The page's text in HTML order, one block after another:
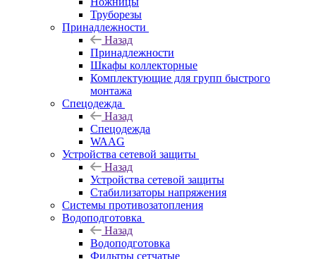
Труборезы
Принадлежности
Назад
Принадлежности
Шкафы коллекторные
Комплектующие для групп быстрого
монтажа
Спецодежда
Назад
Спецодежда
WAAG
Устройства сетевой защиты
Назад
Устройства сетевой защиты
Стабилизаторы напряжения
Системы противозатопления
Водоподготовка
Назад
Водоподготовка
Фильтры сетчатые